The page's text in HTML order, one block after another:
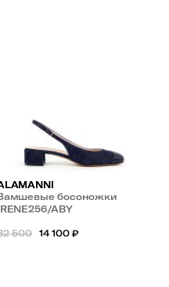
босоножки
ABY
500 14 100 ₽